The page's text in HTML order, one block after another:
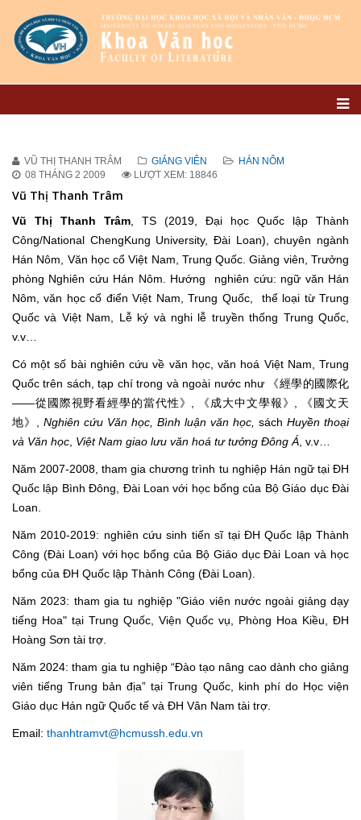
VŨ THỊ THANH TRÂM GIẢNG VIÊN
HÁN NÔM
08 THÁNG 2 2009
LƯỢT XEM: 18846
Vũ Thị Thanh Trâm
Vũ Thị Thanh Trâm , TS (2019, Đại học Quốc lập Thành
Công/National ChengKung University, Đài Loan), chuyên ngành
Hán Nôm, Văn học cổ Việt Nam, Trung Quốc. Giảng viên, Trưởng
phòng Nghiên cứu Hán Nôm. Hướng nghiên cứu: ngữ văn Hán
Nôm, văn học cổ điển Việt Nam, Trung Quốc, thể loại từ Trung
Quốc và Việt Nam, Lễ ký và nghi lễ truyền thống Trung Quốc,
v.v…
Có một số bài nghiên cứu về văn học, văn hoá Việt Nam, Trung
Quốc trên sách, tạp chí trong và ngoài nước như 《經學的國際化
——從國際視野看經學的當代性》, 《成大中文學報》, 《國文天
地》, Nghiên cứu Văn học, Bình luận văn học, sách Huyền thoại
và Văn học Việt Nam giao lưu văn hoá tư tưởng Đông Á , v.v…
Năm 2007-2008, tham gia chương trình tu nghiệp Hán ngữ tại ĐH
Quốc lập Bình Đông, Đài Loan với học bổng của Bộ Giáo dục Đài
Loan.
Năm 2010-2019: nghiên cứu sinh tiến sĩ tại ĐH Quốc lập Thành
Công (Đài Loan) với học bổng của Bộ Giáo dục Đài Loan và học
bổng của ĐH Quốc lập Thành Công (Đài Loan).
Năm 2023: tham gia tu nghiệp "Giáo viên nước ngoài giảng dạy
tiếng Hoa" tại Trung Quốc, Viện Quốc vụ, Phòng Hoa Kiều, ĐH
Hoàng Sơn tài trợ.
Năm 2024: tham gia tu nghiệp “Đào tạo nâng cao dành cho giảng
viên tiếng Trung bản địa” tại Trung Quốc, kinh phí do Học viện
Giáo dục Hán ngữ Quốc tế và ĐH Vân Nam tài trợ.
Email: thanhtramvt@hcmussh.edu.vn